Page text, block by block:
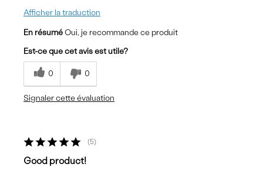
Afficher la traduction
En résumé Oui, je recommande ce produit
Est-ce que cet avis est utile?
0 0
Signaler cette évaluation
5
Good product!